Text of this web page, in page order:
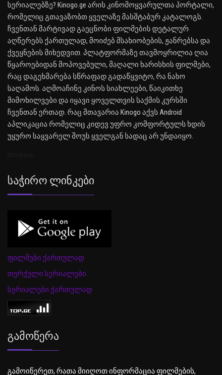
სერიალებზე? Kinogo.ge არის კინომოყვარულთა პორტალი,
რომელიც გთავაზობთ ყველაზე მასშტაბურ კატალოგს.
ჩვენთან მარტივად გაეცნობი ფილმების დეტალურ
აღწერებს ქართულად, მოიძებ მსახიობების, ჟანრებსა და
ქვეყნების მიხედვით. პლატფორმაზე თავმოყრილია ღია
წყაროებიდან მოპოვებული, მაღალი ხარისხის ფილმები,
რაც დაგეხმარება სწრაფად გადაწყვიტო, რა ნახო
საღამოს. აღმოაჩინე კინოს სიახლეები, წაიკითხე
მიმოხილვები და იყავი ყოველთვის საქმის კურსში
ჩვენთან ერთად. რაც მთავარია Kinogo აქვს Android
აპლიკაცია რომელიც კიდევ უფრო კომფორტულს ხდის
უყურო საყვარელ შოუს ყველგან სადაც არ უნდაიყო.
Საჭირო Ლინკები
ფილმები ქართულად
თურქული სერიალები
სერიალები ქართულად
Გამოწერა
გამოიწერეთ, რათა მიიღოთ ინფორმაცია ფილმების,